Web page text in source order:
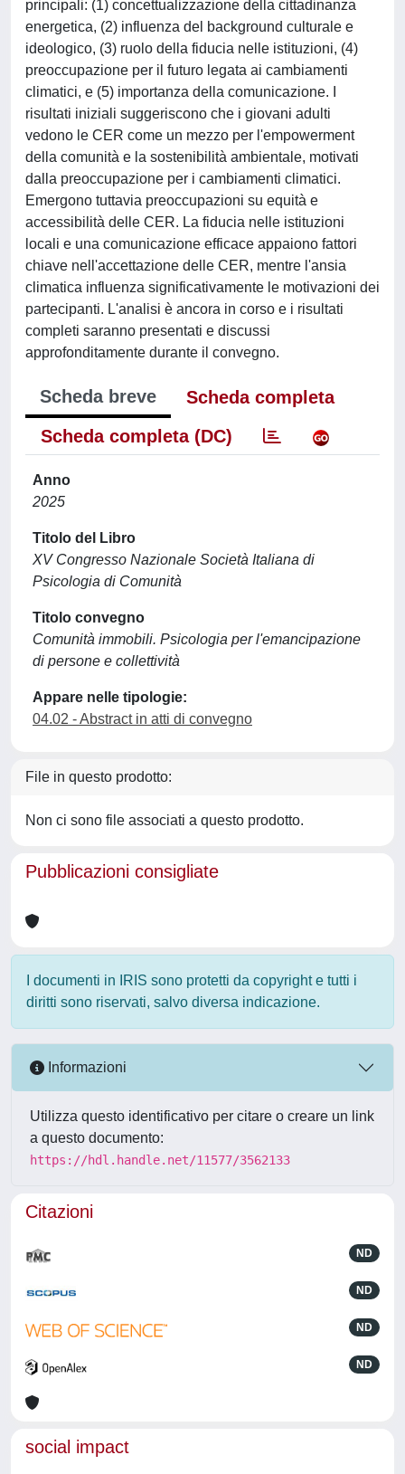
principali: (1) concettualizzazione della cittadinanza
energetica, (2) influenza del background culturale e
ideologico, (3) ruolo della fiducia nelle istituzioni, (4)
preoccupazione per il futuro legata ai cambiamenti
climatici, e (5) importanza della comunicazione. I
risultati iniziali suggeriscono che i giovani adulti
vedono le CER come un mezzo per l'empowerment
della comunità e la sostenibilità ambientale, motivati
dalla preoccupazione per i cambiamenti climatici.
Emergono tuttavia preoccupazioni su equità e
accessibilità delle CER. La fiducia nelle istituzioni
locali e una comunicazione efficace appaiono fattori
chiave nell'accettazione delle CER, mentre l'ansia
climatica influenza significativamente le motivazioni dei
partecipanti. L'analisi è ancora in corso e i risultati
completi saranno presentati e discussi
approfonditamente durante il convegno.
Scheda breve
Scheda completa
Scheda completa (DC)
Anno
2025
Titolo del Libro
XV Congresso Nazionale Società Italiana di
Psicologia di Comunità
Titolo convegno
Comunità immobili. Psicologia per l'emancipazione
di persone e collettività
Appare nelle tipologie:
04.02 - Abstract in atti di convegno
File in questo prodotto:
Non ci sono file associati a questo prodotto.
Pubblicazioni consigliate
I documenti in IRIS sono protetti da copyright e tutti i
diritti sono riservati, salvo diversa indicazione.
Informazioni
Utilizza questo identificativo per citare o creare un link
a questo documento:
https://hdl.handle.net/11577/3562133
Citazioni
ND
ND
ND
ND
social impact